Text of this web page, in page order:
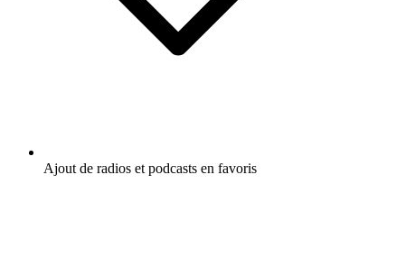
Ajout de radios et podcasts en favoris